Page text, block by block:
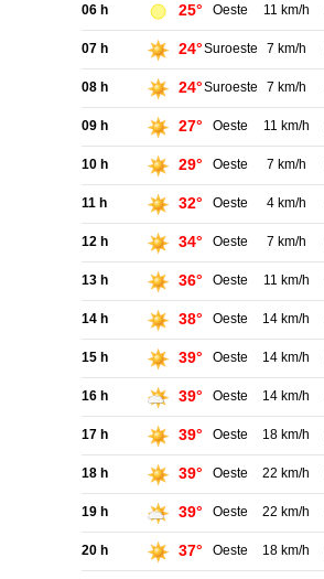
06 h 25° Oeste 11 km/h
07 h 24°Suroeste 7 km/h
08 h 24°Suroeste 7 km/h
09 h 27° Oeste 11 km/h
10 h 29° Oeste 7 km/h
11 h 32° Oeste 4 km/h
12 h 34° Oeste 7 km/h
13 h 36° Oeste 11 km/h
14 h 38° Oeste 14 km/h
15 h 39° Oeste 14 km/h
16 h 39° Oeste 14 km/h
17 h 39° Oeste 18 km/h
18 h 39° Oeste 22 km/h
19 h 39° Oeste 22 km/h
20 h 37° Oeste 18 km/h